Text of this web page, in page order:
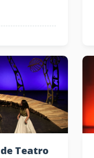
de Teatro